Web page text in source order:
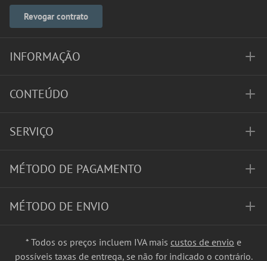
Revogar contrato
INFORMAÇÃO
CONTEÚDO
SERVIÇO
MÉTODO DE PAGAMENTO
MÉTODO DE ENVIO
* Todos os preços incluem IVA mais custos de envio e
possíveis taxas de entrega, se não for indicado o contrário.